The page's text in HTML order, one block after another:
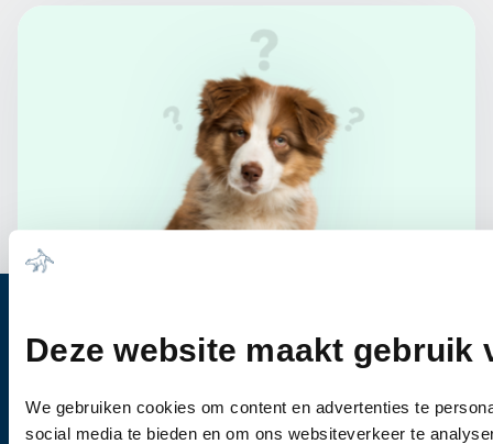
Deze website maakt gebruik
We gebruiken cookies om content en advertenties te
social media te bieden en om ons websiteverkeer te
Heb je vragen?
Wanneer u vragen heeft of een afspraak wil